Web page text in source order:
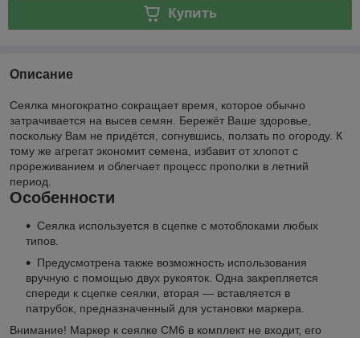
Купить
Описание
Сеялка многократно сокращает время, которое обычно
затрачивается на высев семян. Бережёт Ваше здоровье,
поскольку Вам не придётся, согнувшись, ползать по огороду. К
тому же агрегат экономит семена, избавит от хлопот с
прореживанием и облегчает процесс прополки в летний
период.
Особенности
Сеялка используется в сцепке с мотоблоками любых
типов.
Предусмотрена также возможность использования
вручную с помощью двух рукояток. Одна закрепляется
спереди к сцепке сеялки, вторая — вставляется в
патрубок, предназначенный для установки маркера.
Внимание! Маркер к сеялке СМ6 в комплект не входит, его